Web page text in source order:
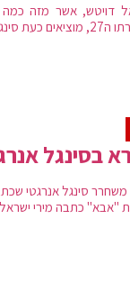
דויטש, אשר מזה
של ר' שלמה
בסינגל
סינגל אנרגטי
"אבא" כתבה מירי